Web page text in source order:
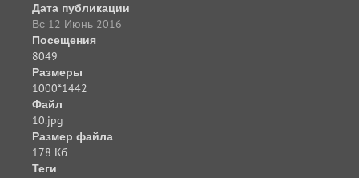
Дата публикации
Вс 12 Июнь 2016
Посещения
8049
Размеры
1000*1442
Файл
10.jpg
Размер файла
178 Кб
Теги